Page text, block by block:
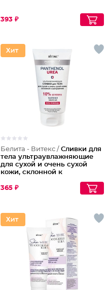
393 ₽
Белита - Витекс / Сливки для
тела ультраувлажняющие
для сухой и очень сухой
кожи, склонной к
Panthenol Urea
365 ₽